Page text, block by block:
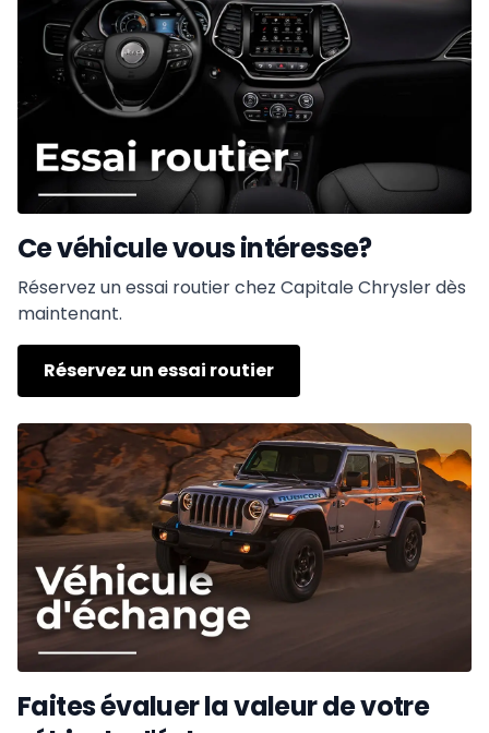
Ce véhicule vous intéresse?
Réservez un essai routier chez Capitale Chrysler dès
maintenant.
Réservez un essai routier
Faites évaluer la valeur de votre